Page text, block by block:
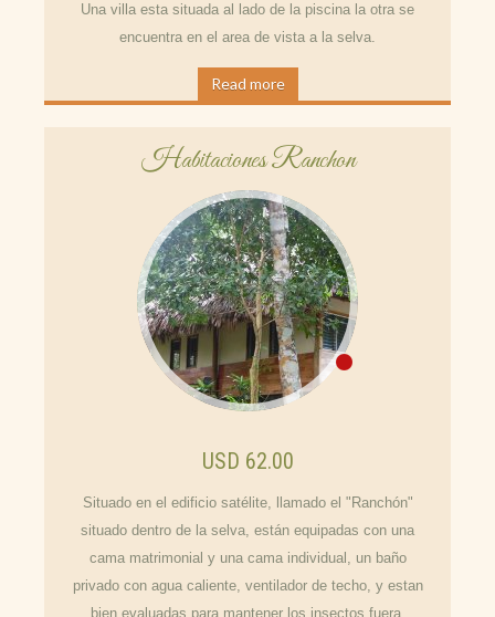
Una villa esta situada al lado de la piscina la otra se
encuentra en el area de vista a la selva.
Read more
Habitaciones Ranchon
USD 62.00
Situado en el edificio satélite, llamado el "Ranchón"
situado dentro de la selva, están equipadas con una
cama matrimonial y una cama individual, un baño
privado con agua caliente, ventilador de techo, y estan
bien evaluadas para mantener los insectos fuera.